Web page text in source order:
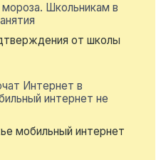
Школьникам в
от школы
Интернет в
интернет не
мобильный интернет